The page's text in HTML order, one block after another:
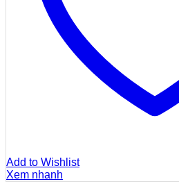
Add to Wishlist
Xem nhanh